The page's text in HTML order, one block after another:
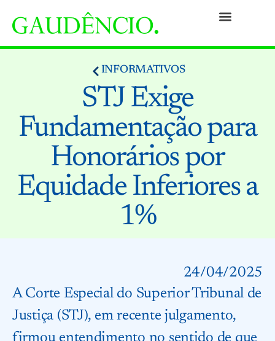
INFORMATIVOS
STJ Exige
Fundamentação para
Honorários por
Equidade Inferiores a
1%
24/04/2025
A Corte Especial do Superior Tribunal de
Justiça (STJ), em recente julgamento,
firmou entendimento no sentido de que